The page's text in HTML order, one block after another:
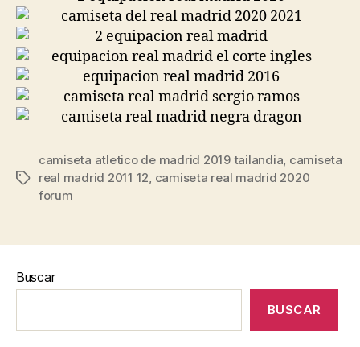
Etiquetas
camiseta atletico de madrid 2019 tailandia, camiseta
real madrid 2011 12, camiseta real madrid 2020
forum
Buscar
BUSCAR